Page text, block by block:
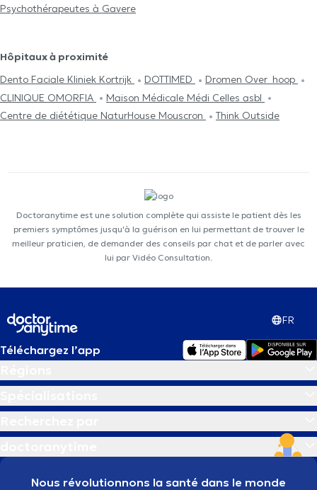
Psychothérapeutes à Gavere
Hôpitaux à proximité
Dento Faciale Kliniek Kortrijk
DOTTIMED
Dromen Over_hoop
CLINIQUE OMORFIA
Maison Médicale Médi Celles asbl
Centre de diététique NaturHouse Mouscron
Think Outside
Doctoranytime est une solution complète qui assiste le patient dès les
premiers symptômes jusqu'à la guérison en lui permettant de trouver le
meilleur praticien, de demander des conseils par chat et de parler avec
lui par Vidéo Consultation.
FR
Téléchargez l’app
Nous révolutionnons la santé dans le monde